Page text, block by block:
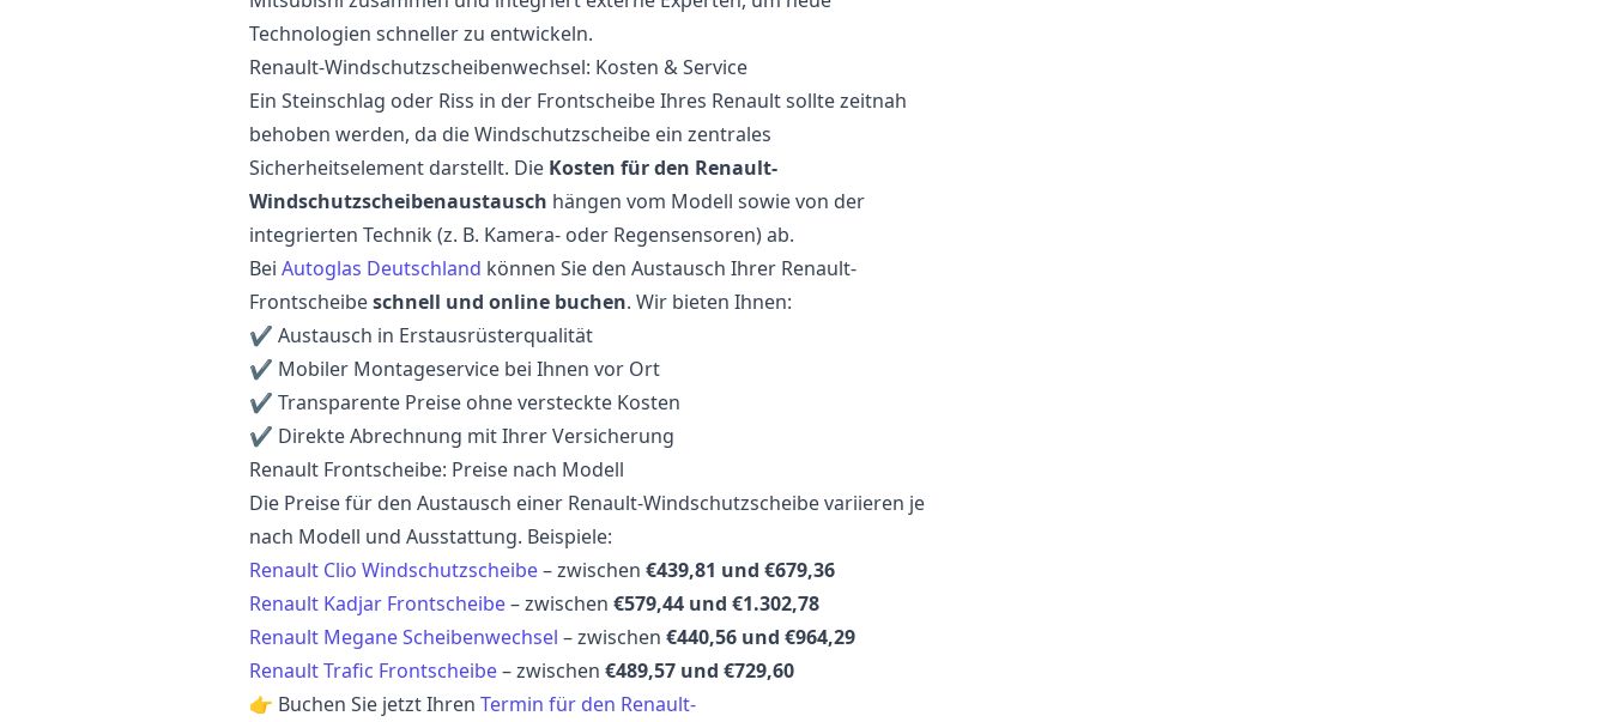
Technologien schneller zu entwickeln.
Renault-Windschutzscheibenwechsel: Kosten & Service
Ein Steinschlag oder Riss in der Frontscheibe Ihres Renault sollte zeitnah
behoben werden, da die Windschutzscheibe ein zentrales
Sicherheitselement darstellt. Die Kosten für den Renault-
Windschutzscheibenaustausch hängen vom Modell sowie von der
integrierten Technik (z. B. Kamera- oder Regensensoren) ab.
Bei Autoglas Deutschland können Sie den Austausch Ihrer Renault-
Frontscheibeschnell und online buchen. Wir bieten Ihnen:
✔ Austausch in Erstausrüsterqualität
✔ Mobiler Montageservice bei Ihnen vor Ort
✔ Transparente Preise ohne versteckte Kosten
✔ Direkte Abrechnung mit Ihrer Versicherung
Renault Frontscheibe: Preise nach Modell
Die Preise für den Austausch einer Renault-Windschutzscheibe variieren je
nach Modell und Ausstattung. Beispiele:
Renault Clio Windschutzscheibe– zwischen €439,81 und €679,36
Renault Kadjar Frontscheibe– zwischen €579,44 und €1.302,78
Renault Megane Scheibenwechsel – zwischen €440,56 und €964,29
Renault Trafic Frontscheibe– zwischen €489,57 und €729,60
👉 Buchen Sie jetzt Ihren Termin für den Renault-